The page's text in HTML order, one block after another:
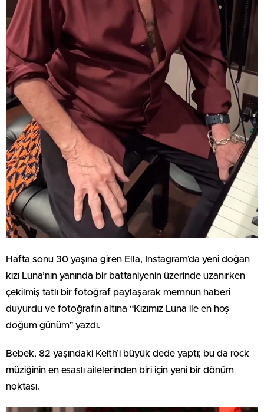
Hafta sonu 30 yaşına giren Ella, Instagram’da yeni doğan
kızı Luna’nın yanında bir battaniyenin üzerinde uzanırken
çekilmiş tatlı bir fotoğraf paylaşarak memnun haberi
duyurdu ve fotoğrafın altına “Kızımız Luna ile en hoş
doğum günüm” yazdı.
Bebek, 82 yaşındaki Keith’i büyük dede yaptı; bu da rock
müziğinin en esaslı ailelerinden biri için yeni bir dönüm
noktası.